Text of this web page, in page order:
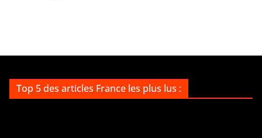
Top 5 des articles France les plus lus :